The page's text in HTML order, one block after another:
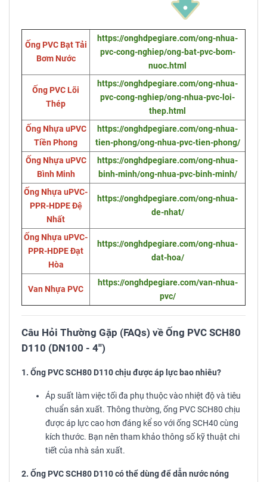
Ống PVC Bạt Tải
Bơm Nước
https://onghdpegiare.com/ong-nhua-
pvc-cong-nghiep/ong-bat-pvc-bom-
nuoc.html
Ống PVC Lõi
Thép
https://onghdpegiare.com/ong-nhua-
pvc-cong-nghiep/ong-nhua-pvc-loi-
thep.html
Ống Nhựa uPVC
Tiền Phong
https://onghdpegiare.com/ong-nhua-
tien-phong/ong-nhua-pvc-tien-phong/
Ống Nhựa uPVC
Bình Minh
https://onghdpegiare.com/ong-nhua-
binh-minh/ong-nhua-pvc-binh-minh/
Ống Nhựa uPVC-
PPR-HDPE Đệ
Nhất
https://onghdpegiare.com/ong-nhua-
de-nhat/
Ống Nhựa uPVC-
PPR-HDPE Đạt
Hòa
https://onghdpegiare.com/ong-nhua-
dat-hoa/
Van Nhựa PVC
https://onghdpegiare.com/van-nhua-
pvc/
Câu Hỏi Thường Gặp (FAQs) về Ống PVC SCH80
D110 (DN100 - 4'')
1. Ống PVC SCH80 D110 chịu được áp lực bao nhiêu?
Áp suất làm việc tối đa phụ thuộc vào nhiệt độ và tiêu
chuẩn sản xuất. Thông thường, ống PVC SCH80 chịu
được áp lực cao hơn đáng kể so với ống SCH40 cùng
kích thước. Bạn nên tham khảo thông số kỹ thuật chi
tiết của nhà sản xuất.
2. Ống PVC SCH80 D110 có thể dùng để dẫn nước nóng